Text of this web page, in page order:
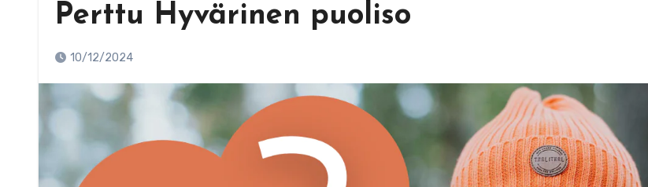
Perttu Hyvärinen puoliso
10/12/2024